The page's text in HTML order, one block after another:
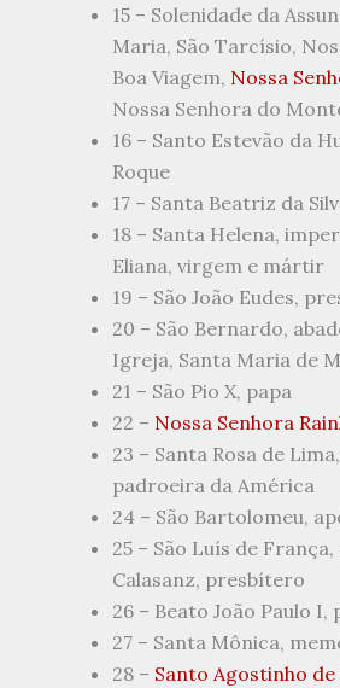
15 – Solenidade da
Maria, São Tarcísio,
Boa Viagem, Nossa
Nossa Senhora do
16 – Santo Estevão da
Roque
17 – Santa Beatriz da
18 – Santa Helena,
Eliana, virgem e mártir
19 – São João Eudes,
20 – São Bernardo,
Igreja, Santa Maria de
21 – São Pio X, papa
22 – Nossa Senhora
23 – Santa Rosa de
padroeira da América
24 – São Bartolomeu,
25 – São Luís de França,
Calasanz, presbítero
26 – Beato João Paulo I,
27 – Santa Mônica,
28 – Santo Agostinho